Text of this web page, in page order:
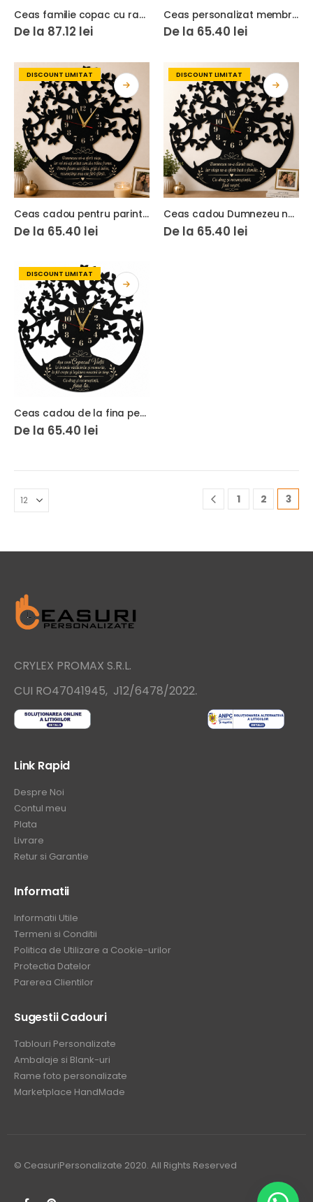
Ceas familie copac cu radacini si mere
De la 87.12 lei
Ceas personalizat membri familiei
De la 65.40 lei
DISCOUNT LIMITAT
Ceas cadou pentru parinti copacul vietii
De la 65.40 lei
DISCOUNT LIMITAT
Ceas cadou Dumnezeu ne-a daruit nasi copacul vietii
De la 65.40 lei
DISCOUNT LIMITAT
Ceas cadou de la fina pentru nasa copacul vietii
De la 65.40 lei
1 2 3
CRYLEX PROMAX S.R.L.
CUI RO47041945, J12/6478/2022.
Link Rapid
Despre Noi
Contul meu
Plata
Livrare
Retur si Garantie
Informatii
Informatii Utile
Termeni si Conditii
Politica de Utilizare a Cookie-urilor
Protectia Datelor
Parerea Clientilor
Sugestii Cadouri
Tablouri Personalizate
Ambalaje si Blank-uri
Rame foto personalizate
Marketplace HandMade
© CeasuriPersonalizate 2020. All Rights Reserved